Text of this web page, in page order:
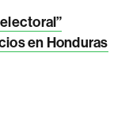
en Honduras